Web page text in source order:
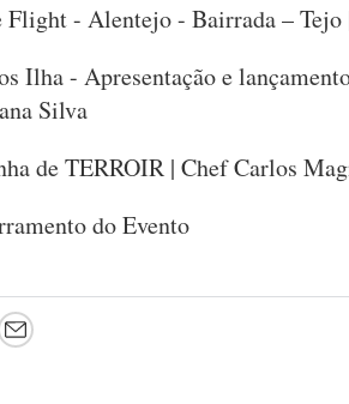
Flight - Alentejo - Bairrada –
Ilha - Apresentação e
Silva
de TERROIR | Chef Carlos
do Evento